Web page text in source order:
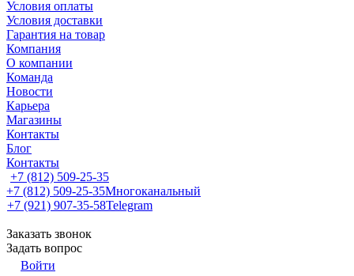
Условия оплаты
Условия доставки
Гарантия на товар
Компания
О компании
Команда
Новости
Карьера
Магазины
Контакты
Блог
Контакты
+7 (812) 509-25-35
+7 (812) 509-25-35Многоканальный
+7 (921) 907-35-58Telegram
Заказать звонок
Задать вопрос
Войти